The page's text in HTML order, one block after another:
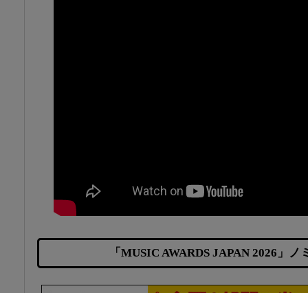
「MUSIC AWARDS JAPAN 2026」